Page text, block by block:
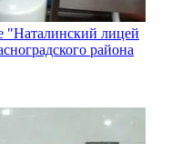
"Наталинский лицей
района